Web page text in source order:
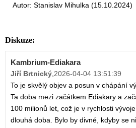
Autor: Stanislav Mihulka (15.10.2024)
Diskuze:
Kambrium-Ediakara
Jiří Brtnický 2026-04-04 13:51:39
To je skvělý objev a posun v chápání
Ta doba mezi začátkem Ediakary a
100 milionů let, což je v rychlosti
dlouhá doba. Bylo by divné, kdyby se